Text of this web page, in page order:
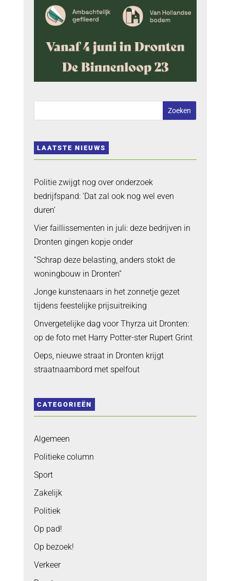
LAATSTE NIEUWS
Politie zwijgt nog over onderzoek
bedrijfspand: ‘Dat zal ook nog wel even
duren’
Vier faillissementen in juli: deze bedrijven in
Dronten gingen kopje onder
“Schrap deze belasting, anders stokt de
woningbouw in Dronten”
Jonge kunstenaars in het zonnetje gezet
tijdens feestelijke prijsuitreiking
Onvergetelijke dag voor Thyrza uit Dronten:
op de foto met Harry Potter-ster Rupert Grint
Oeps, nieuwe straat in Dronten krijgt
straatnaambord met spelfout
CATEGORIEËN
Algemeen
Politieke column
Sport
Zakelijk
Politiek
Op pad!
Op bezoek!
Verkeer